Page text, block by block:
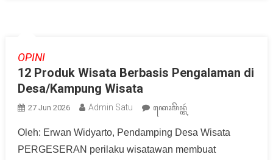
OPINI
12 Produk Wisata Berbasis Pengalaman di
Desa/Kampung Wisata
27 Jun 2026 Admin Satu ꦏꦺꦴꦩꦼꦤ꧀ꦠꦂ
Oleh: Erwan Widyarto, Pendamping Desa Wisata
PERGESERAN perilaku wisatawan membuat